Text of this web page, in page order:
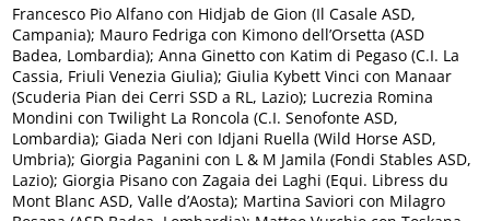
Francesco Pio Alfano con Hidjab de Gion (Il Casale ASD,
Campania); Mauro Fedriga con Kimono dell’Orsetta (ASD
Badea, Lombardia); Anna Ginetto con Katim di Pegaso (C.I. La
Cassia, Friuli Venezia Giulia); Giulia Kybett Vinci con Manaar
(Scuderia Pian dei Cerri SSD a RL, Lazio); Lucrezia Romina
Mondini con Twilight La Roncola (C.I. Senofonte ASD,
Lombardia); Giada Neri con Idjani Ruella (Wild Horse ASD,
Umbria); Giorgia Paganini con L & M Jamila (Fondi Stables ASD,
Lazio); Giorgia Pisano con Zagaia dei Laghi (Equi. Libress du
Mont Blanc ASD, Valle d’Aosta); Martina Saviori con Milagro